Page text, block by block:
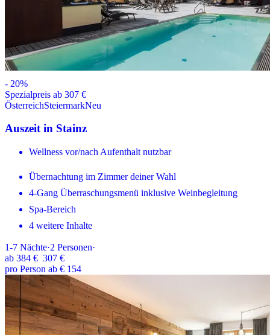
- 20%
Spezialpreis ab 307 €
ÖsterreichSteiermarkNeu
Auszeit in Stainz
Wellness vor/nach Aufenthalt nutzbar
Übernachtung im Zimmer deiner Wahl
4-Gang Überraschungsmenü inklusive Weinbegleitung
Spa-Bereich
4 weitere Inhalte
1-7 Nächte·2 Personen·
ab 384 € 307 €
pro Person ab € 154